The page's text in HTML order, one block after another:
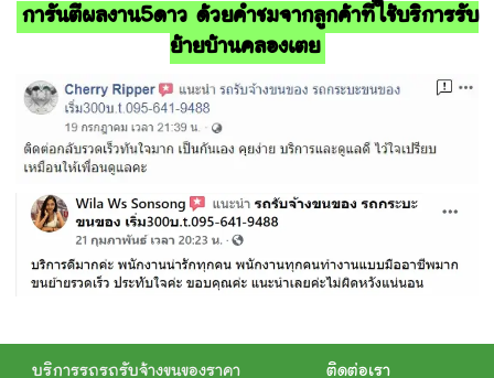
การันตีผลงาน5ดาว ด้วยคำชมจากลูกค้าที่ใช้บริการรับ
ย้ายบ้านคลองเตย
บริการรถรถรับจ้างขนของราคา ติดต่อเรา